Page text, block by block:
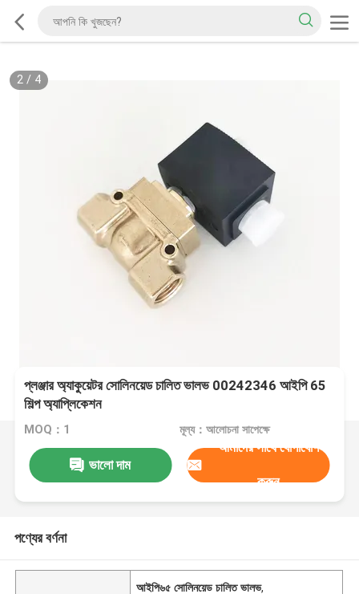
2/ 4
প্লঞ্জার অ্যাকুয়েটর সোলিনয়েড চালিত ভালভ 00242346 আইপি 65
শিল্প অ্যাপ্লিকেশন
MOQ：1 মূল্য：আলোচনা সাপেক্ষে
ভালো দাম
আমাদের সাথে যোগাযোগ
করুন
পণ্যের বর্ণনা
আইপি৬৫ সোলিনয়েড চালিত ভালভ,